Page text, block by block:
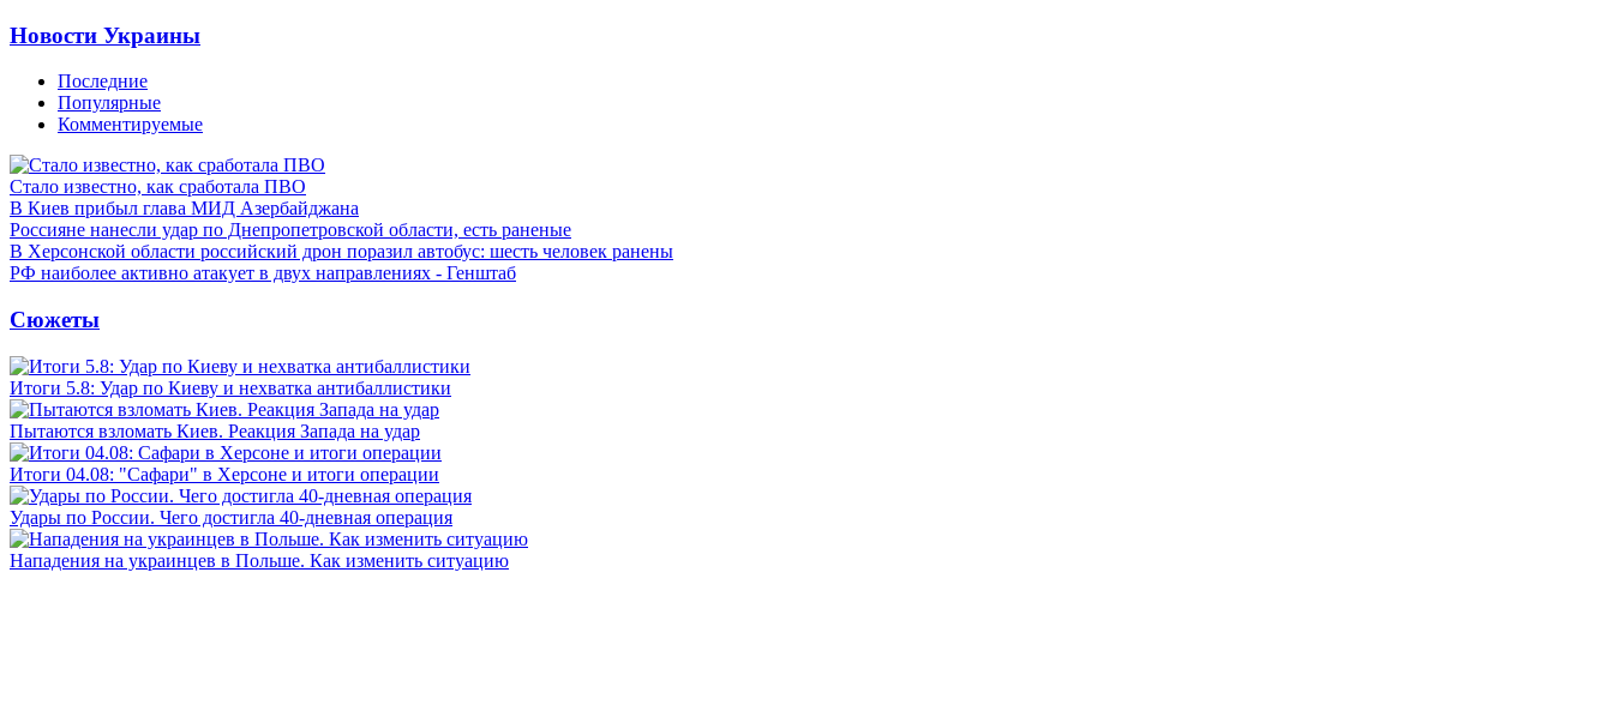
Новости Украины
Последние
Популярные
Комментируемые
Стало известно, как сработала ПВО
В Киев прибыл глава МИД Азербайджана
Россияне нанесли удар по Днепропетровской области, есть раненые
В Херсонской области российский дрон поразил автобус: шесть человек ранены
РФ наиболее активно атакует в двух направлениях - Генштаб
Сюжеты
Итоги 5.8: Удар по Киеву и нехватка антибаллистики
Пытаются взломать Киев. Реакция Запада на удар
Итоги 04.08: "Сафари" в Херсоне и итоги операции
Удары по России. Чего достигла 40-дневная операция
Нападения на украинцев в Польше. Как изменить ситуацию